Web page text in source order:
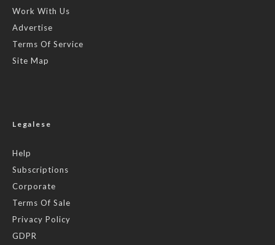
Work With Us
Advertise
Terms Of Service
Site Map
Legalese
Help
Subscriptions
Corporate
Terms Of Sale
Privacy Policy
GDPR